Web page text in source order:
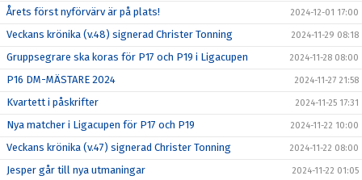
Årets först nyförvärv är på plats! 2024-12-01 17:00
Veckans krönika (v.48) signerad Christer Tonning 2024-11-29 08:18
Gruppsegrare ska koras för P17 och P19 i Ligacupen 2024-11-28 08:00
P16 DM-MÄSTARE 2024 2024-11-27 21:58
Kvartett i påskrifter 2024-11-25 17:31
Nya matcher i Ligacupen för P17 och P19 2024-11-22 10:00
Veckans krönika (v.47) signerad Christer Tonning 2024-11-22 08:00
Jesper går till nya utmaningar 2024-11-22 01:05